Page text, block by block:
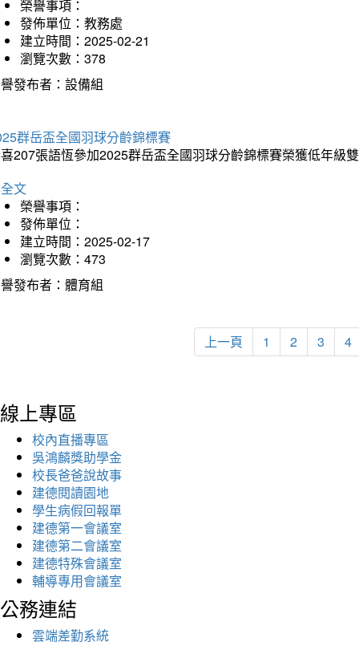
榮譽事項：
發佈單位：教務處
建立時間：2025-02-21
瀏覽次數：378
發布者：設備組
群岳盃全國羽球分齡錦標賽
207張語恆參加2025群岳盃全國羽球分齡錦標賽榮獲低年級
文
榮譽事項：
發佈單位：
建立時間：2025-02-17
瀏覽次數：473
發布者：體育組
上一頁 1 2 3 4
線上專區
校內直播專區
吳鴻麟獎助學金
校長爸爸說故事
建德閱讀園地
學生病假回報單
建德第一會議室
建德第二會議室
建德特殊會議室
輔導專用會議室
公務連結
雲端差勤系統